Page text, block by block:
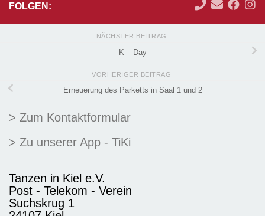
FOLGEN:
NÄCHSTER BEITRAG
K – Day
VORHERIGER BEITRAG
Erneuerung des Parketts in Saal 1 und 2
> Zum Kontaktformular
> Zu unserer App - TiKi
Tanzen in Kiel e.V.
Post - Telekom - Verein
Suchskrug 1